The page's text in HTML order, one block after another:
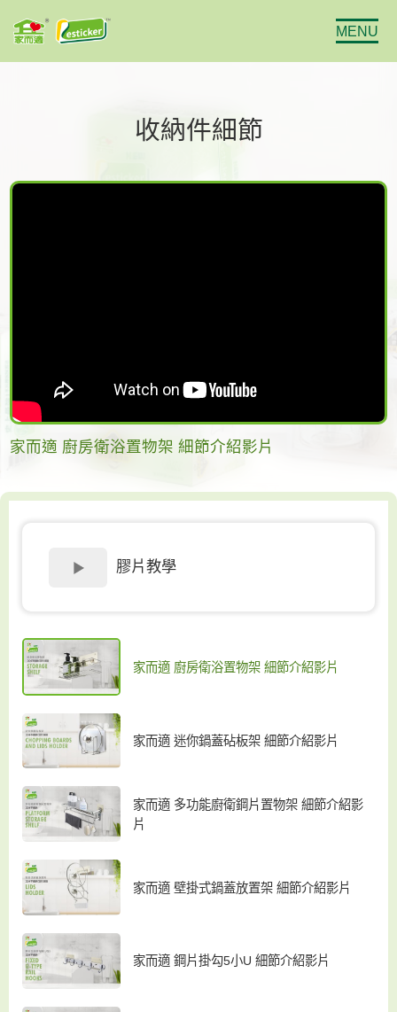
MENU
收納件細節
家而適 廚房衛浴置物架 細節介紹影片
膠片教學
家而適 廚房衛浴置物架 細節介紹影片
家而適 迷你鍋蓋砧板架 細節介紹影片
家而適 多功能廚衛鋼片置物架 細節介紹影
片
家而適 壁掛式鍋蓋放置架 細節介紹影片
家而適 鋼片掛勾5小U 細節介紹影片